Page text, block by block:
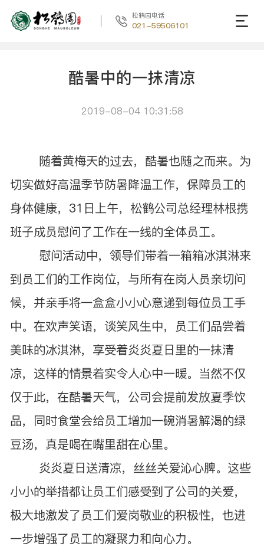
松鹤园电话
021-59506101
酷暑中的一抹清凉
2019-08-04 10:31:58
随着黄梅天的过去，酷暑也随之而来。为
切实做好高温季节防暑降温工作，保障员工的
身体健康，31日上午，松鹤公司总经理林根携
班子成员慰问了工作在一线的全体员工。
慰问活动中，领导们带着一箱箱冰淇淋来
到员工们的工作岗位，与所有在岗人员亲切问
候，并亲手将一盒盒小小心意递到每位员工手
中。在欢声笑语，谈笑风生中，员工们品尝着
美味的冰淇淋，享受着炎炎夏日里的一抹清
凉，这样的情景着实令人心中一暖。当然不仅
仅于此，在酷暑天气，公司会提前发放夏季饮
品，同时食堂会给员工增加一碗消暑解渴的绿
豆汤，真是喝在嘴里甜在心里。
炎炎夏日送清凉，丝丝关爱沁心脾。这些
小小的举措都让员工们感受到了公司的关爱，
极大地激发了员工们爱岗敬业的积极性，也进
一步增强了员工的凝聚力和向心力。